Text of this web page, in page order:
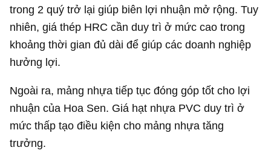
trong 2 quý trở lại giúp biên lợi nhuận mở rộng. Tuy
nhiên, giá thép HRC cần duy trì ở mức cao trong
khoảng thời gian đủ dài để giúp các doanh nghiệp
hưởng lợi.
Ngoài ra, mảng nhựa tiếp tục đóng góp tốt cho lợi
nhuận của Hoa Sen. Giá hạt nhựa PVC duy trì ở
mức thấp tạo điều kiện cho mảng nhựa tăng
trưởng.